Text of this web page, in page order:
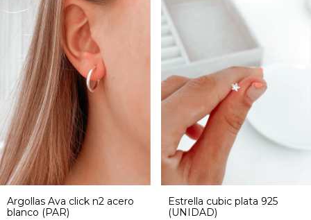
Argollas Ava click n2 acero
blanco (PAR)
Estrella cubic plata 925
(UNIDAD)